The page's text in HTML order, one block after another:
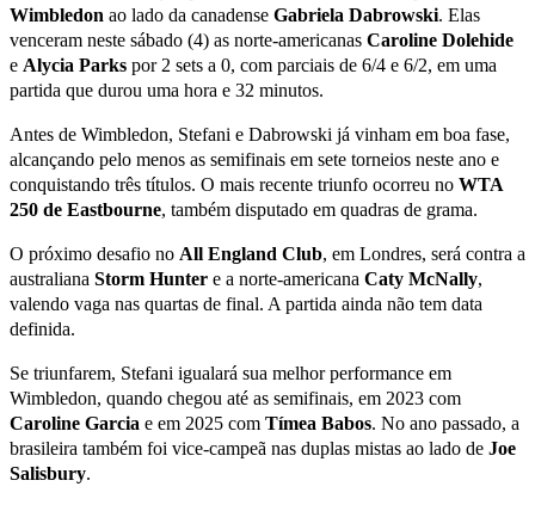
Wimbledon ao lado da canadense Gabriela Dabrowski. Elas
venceram neste sábado (4) as norte-americanas Caroline Dolehide
e Alycia Parks por 2 sets a 0, com parciais de 6/4 e 6/2, em uma
partida que durou uma hora e 32 minutos.
Antes de Wimbledon, Stefani e Dabrowski já vinham em boa fase,
alcançando pelo menos as semifinais em sete torneios neste ano e
conquistando três títulos. O mais recente triunfo ocorreu no WTA
250 de Eastbourne, também disputado em quadras de grama.
O próximo desafio no All England Club, em Londres, será contra a
australiana Storm Hunter e a norte-americana Caty McNally,
valendo vaga nas quartas de final. A partida ainda não tem data
definida.
Se triunfarem, Stefani igualará sua melhor performance em
Wimbledon, quando chegou até as semifinais, em 2023 com
Caroline Garcia e em 2025 com Tímea Babos. No ano passado, a
brasileira também foi vice-campeã nas duplas mistas ao lado de Joe
Salisbury.